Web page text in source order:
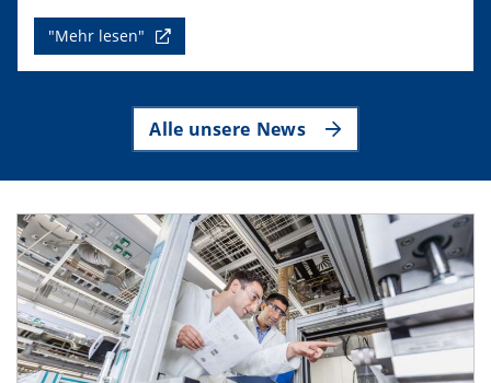
"Mehr lesen"
Alle unsere News